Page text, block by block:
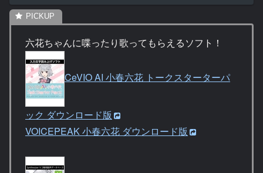
六花ちゃんに喋ったり歌ってもらえるソフト！
CeVIO AI 小春六花 トークスターターパ
ック ダウンロード版
VOICEPEAK 小春六花 ダウンロード版